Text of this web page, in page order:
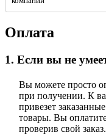
Оплата
1. Если вы не
Вы можете просто
при получении. К
привезет заказанные
товары. Вы
проверив свой